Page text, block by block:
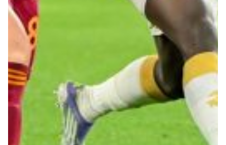
Robe di Kappa x Genoa
Vintage Collection
Red&Blue Voices
Kids
Accessori